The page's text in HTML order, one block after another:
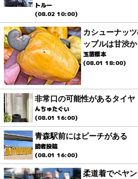
トルー
(08.02 10:00)
カシューナッ
ップルは甘渋か
玉置標本
(08.01 18:00)
非常口の可能性があるタイヤ
んちゅたぐい
(08.01 16:00)
青森駅前にはビーチがある
読者投稿
(08.01 16:00)
柔道着でペヤ